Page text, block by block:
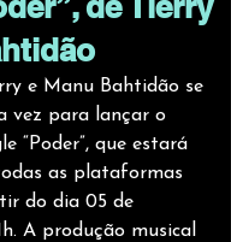
e Manu Bahtidão se
vez para lançar o
“Poder”, que estará
as plataformas
do dia 05 de
A produção musical